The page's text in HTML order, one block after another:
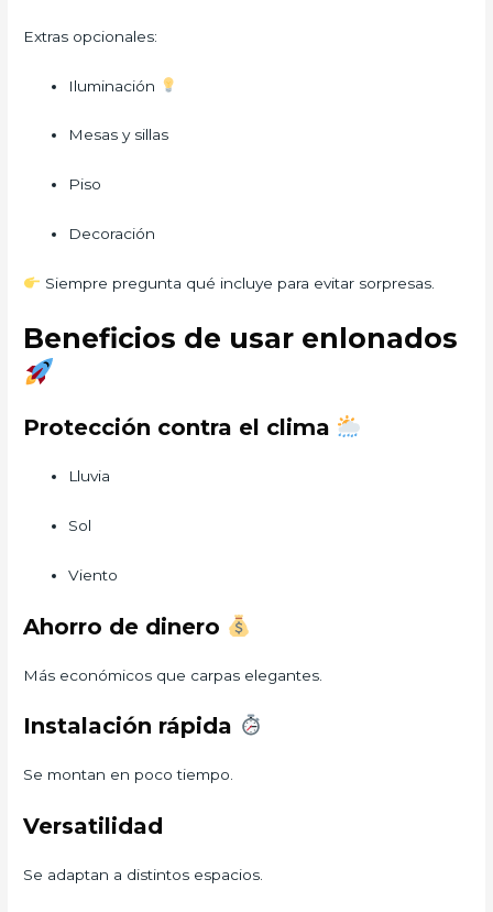
Extras opcionales:
Iluminación
Mesas y sillas
Piso
Decoración
Siempre pregunta qué incluye para evitar sorpresas.
Beneficios de usar enlonados
Protección contra el clima
Lluvia
Sol
Viento
Ahorro de dinero
Más económicos que carpas elegantes.
Instalación rápida
Se montan en poco tiempo.
Versatilidad
Se adaptan a distintos espacios.